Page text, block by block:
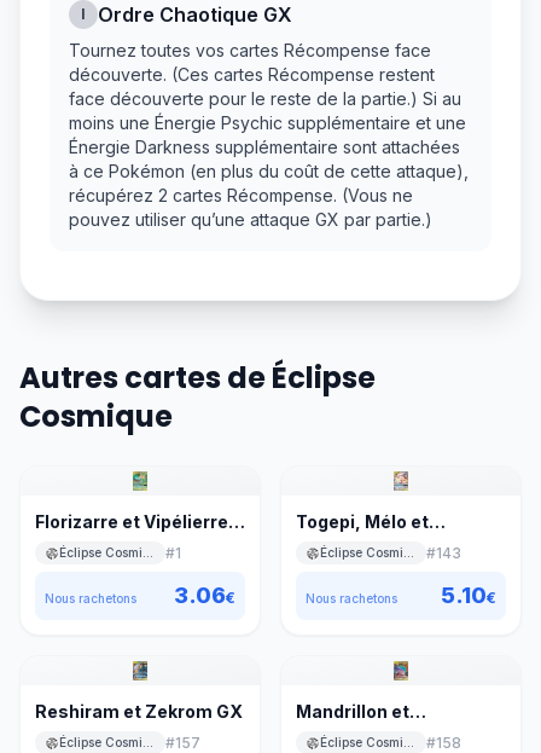
I Ordre Chaotique GX
Tournez toutes vos cartes Récompense face
découverte. (Ces cartes Récompense restent
face découverte pour le reste de la partie.) Si au
moins une Énergie Psychic supplémentaire et une
Énergie Darkness supplémentaire sont attachées
à ce Pokémon (en plus du coût de cette attaque),
récupérez 2 cartes Récompense. (Vous ne
pouvez utiliser qu’une attaque GX par partie.)
Autres cartes de Éclipse
Cosmique
Florizarre et Vipélierre
GX
#1
Nous rachetons 3.06€
Togepi, Mélo et
Toudoudou GX
#143
Nous rachetons 5.10€
Reshiram et Zekrom GX
#157
Mandrillon et
Engloutyran GX#158